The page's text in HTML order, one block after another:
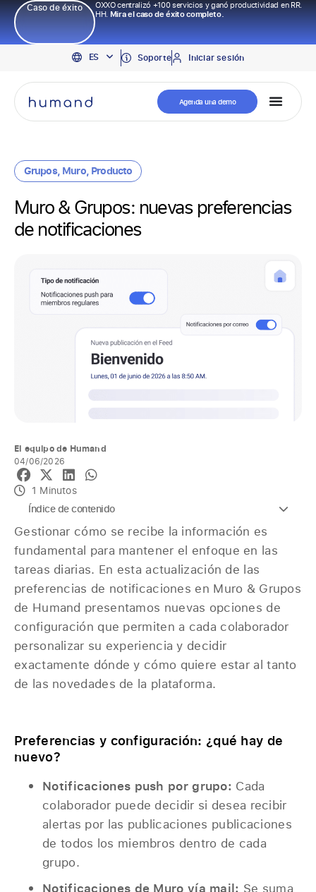
Caso de éxito
OXXO centralizó +100 servicios y ganó productividad en RR.
HH.Mira el caso de éxito completo.
ES
EN
PT
Soporte Iniciar sesión
Agenda una demo
Grupos, Muro, Producto
Muro & Grupos: nuevas preferencias
de notificaciones
El equipo de Humand
04/06/2026
1 Minutos
Índice de contenido
Gestionar cómo se recibe la información es
fundamental para mantener el enfoque en las
tareas diarias. En esta actualización de las
preferencias de notificaciones en Muro & Grupos
de Humand presentamos nuevas opciones de
configuración que permiten a cada colaborador
personalizar su experiencia y decidir
exactamente dónde y cómo quiere estar al tanto
de las novedades de la plataforma.
Preferencias y configuración: ¿qué hay de
nuevo?
Notificaciones push por grupo: Cada
colaborador puede decidir si desea recibir
alertas por las publicaciones publicaciones
de todos los miembros dentro de cada
grupo.
Notificaciones de Muro vía mail: Se suma